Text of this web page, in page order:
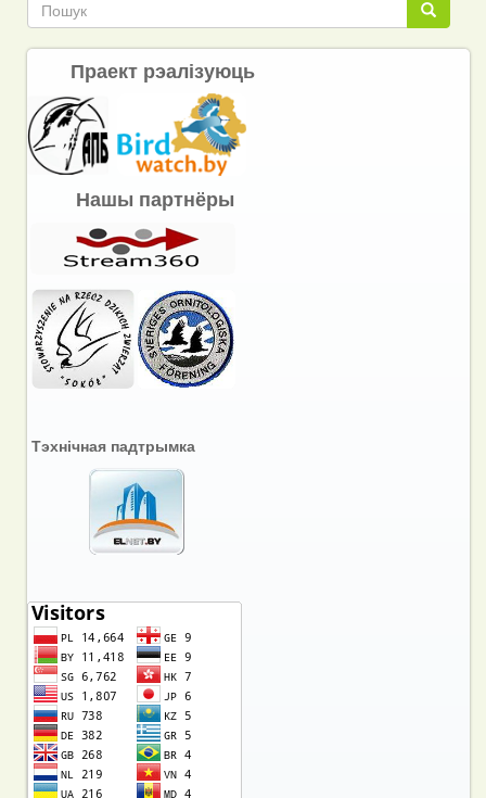
Пошук
Праект рэалізуюць
Нашы партнёры
Тэхнічная падтрымка